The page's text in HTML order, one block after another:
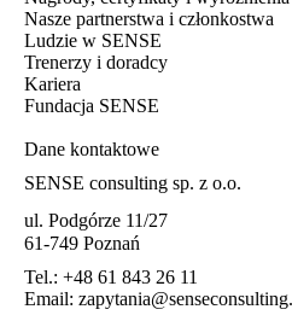
Nasze partnerstwa i członkostwa
Ludzie w SENSE
Trenerzy i doradcy
Kariera
Fundacja SENSE
Dane kontaktowe
SENSE consulting sp. z o.o.
ul. Podgórze 11/27
61-749 Poznań
Tel.: +48 61 843 26 11
Email: